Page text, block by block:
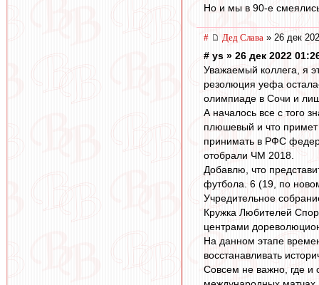
Но и мы в 90-е
# Дед Слава » 26 дек
# ys » 26 дек 2022
Уважаемый коллега, я
резолюция уефа
олимпиаде в Сочи и
А началось все с того
плюшевый и что
принимать в РФС
отобрали ЧМ 2018.
Добавлю, что
футбола. 6 (19, по
Учредительное
Кружка Любителей
центрами
На данном этапе
восстанавливать
Совсем не важно, где и